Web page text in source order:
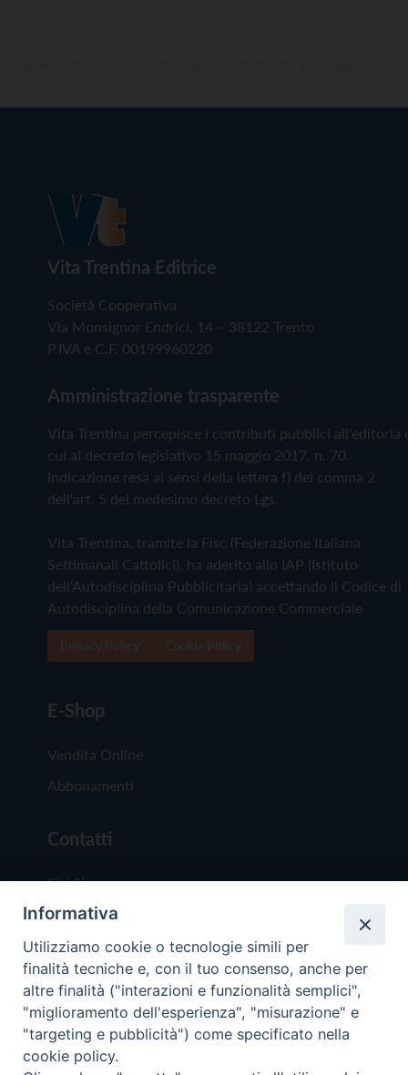
Vita Trentina Editrice
Società Cooperativa
Via Monsignor Endrici, 14 – 38122 Trento
P.IVA e C.F. 00199960220
Amministrazione trasparente
Vita Trentina percepisce i contributi pubblici all'editoria
cui al decreto legislativo 15 maggio 2017, n. 70.
Indicazione resa ai sensi della lettera f) del comma 2
dell'art. 5 del medesimo decreto Lgs.
Vita Trentina, tramite la Fisc (Federazione Italiana
Settimanali Cattolici), ha aderito allo IAP (Istituto
dell'Autodisciplina Pubblicitaria) accettando il Codice di
Autodisciplina della Comunicazione Commerciale
E-Shop
Vendita Online
Abbonamenti
Contatti
Chi Siamo
Redazione
Scrivici
Copyright © 2019 - Tutti i diritti riservati - Vita
Informativa
Utilizziamo cookie o tecnologie simili per
finalità tecniche e, con il tuo consenso, anche per
altre finalità ("interazioni e funzionalità semplici",
"miglioramento dell'esperienza", "misurazione" e
"targeting e pubblicità") come specificato nella
cookie policy.